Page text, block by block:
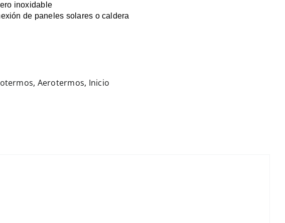
inoxidable
de paneles solares o caldera
, Aerotermos, Inicio